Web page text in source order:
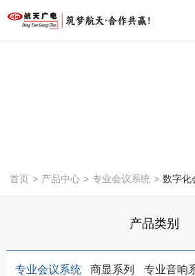
首页 > 产品中心 > 专业会议系统 > 数字化
产品类别
专业会议系统 商显系列 专业音响